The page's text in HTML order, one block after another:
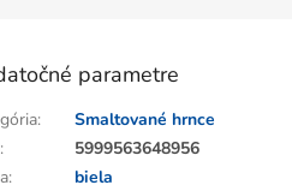
parametre
:
Smaltované hrnce
:
5999563648956
:
biela